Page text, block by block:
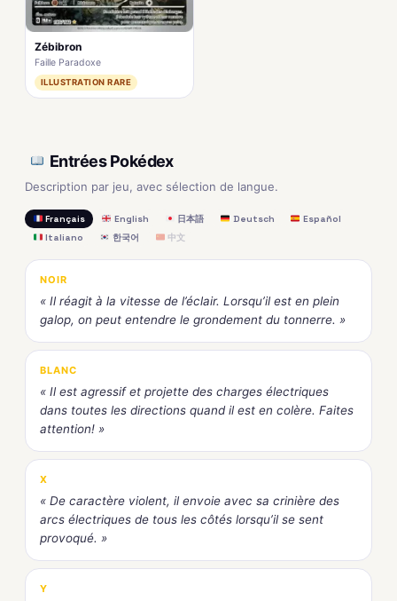
Zébibron
Faille Paradoxe
ILLUSTRATION RARE
Entrées Pokédex
Description par jeu, avec sélection de langue.
Français English 日本語 Deutsch
Español
Italiano
한국어 中文
NOIR
« Il réagit à la vitesse de l’éclair. Lorsqu’il est en plein
galop, on peut entendre le grondement du tonnerre. »
BLANC
« Il est agressif et projette des charges électriques
dans toutes les directions quand il est en colère. Faites
attention! »
X
« De caractère violent, il envoie avec sa crinière des
arcs électriques de tous les côtés lorsqu’il se sent
provoqué. »
Y